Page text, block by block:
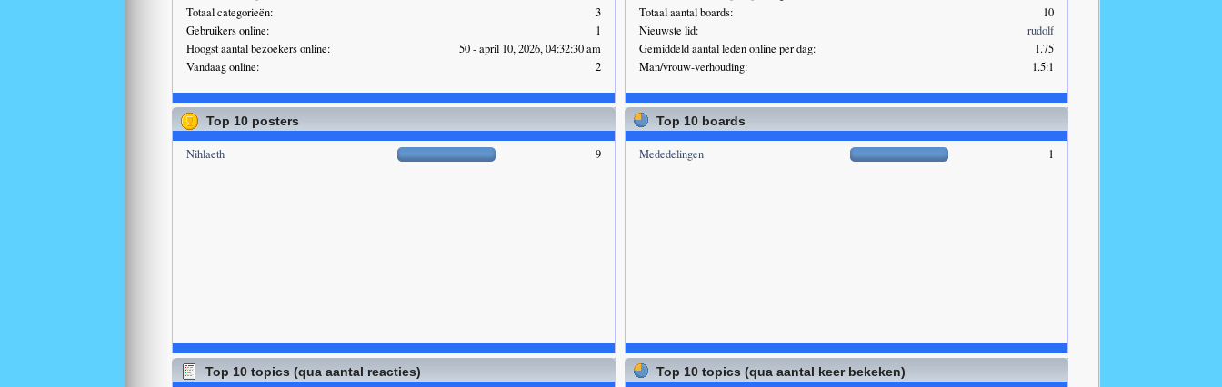
Totaal categorieën:
3
Gebruikers online:
1
Hoogst aantal bezoekers online:
50 - april 10, 2026, 04:32:30 am
Vandaag online:
2
Totaal aantal boards:
10
Nieuwste lid:
rudolf
Gemiddeld aantal leden online per dag:
1.75
Man/vrouw-verhouding:
1.5:1
Top 10 posters
Nihlaeth 9
Top 10 boards
Mededelingen 1
Top 10 topics (qua aantal reacties) Top 10 topics (qua aantal keer bekeken)